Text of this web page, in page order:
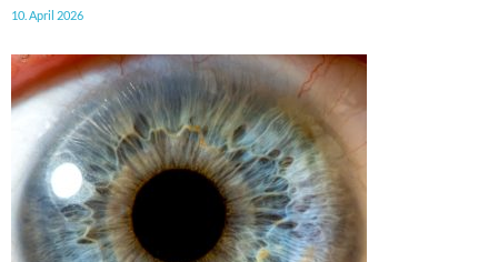
10. April 2026